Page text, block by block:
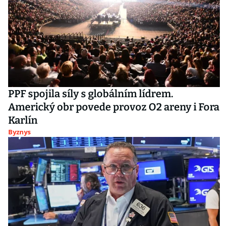
PPF spojila síly s globálním lídrem.
Americký obr povede provoz O2 areny i Fora
Karlín
Byznys